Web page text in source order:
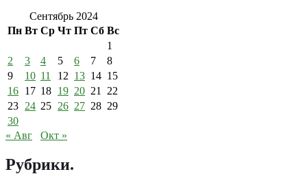
Сентябрь 2024
Пн Вт Ср Чт Пт Сб Вс
1
2
3 4 5 6 7
8
9
10 11 12 13 14 15
16 17 18 19 20 21 22
23 24 25 26 27 28 29
30
« Авг
Окт »
Рубрики.